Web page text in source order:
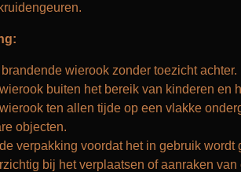
brandende wierook zonder toezicht achter.
buiten het bereik van kinderen en
ten allen tijde op een vlakke
objecten.
verpakking voordat het in gebruik wordt
bij het verplaatsen of aanraken